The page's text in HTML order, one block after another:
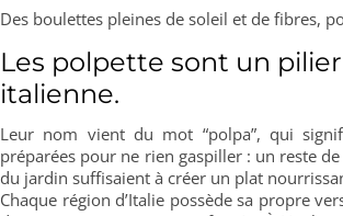
Des boulettes pleines de soleil et de fibres,
Les polpette sont un
italienne.
Leur nom vient du mot “polpa”, qui
préparées pour ne rien gaspiller : un reste
du jardin suffisaient à créer un plat
Chaque région d’Italie possède sa propre